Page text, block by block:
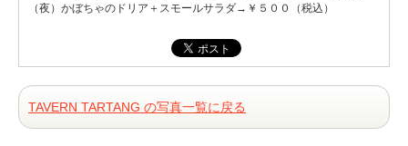
（夜）かぼちゃのドリア＋スモールサラダ→￥５００（税込）
TAVERN TARTANG の写真一覧に戻る